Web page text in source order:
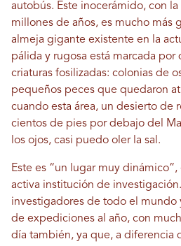
autobús. Este inocerámido, con
millones de años, es mucho más
almeja gigante existente en la
pálida y rugosa está marcada por
criaturas fosilizadas: colonias de
pequeños peces que quedaron
cuando esta área, un desierto de
cientos de pies por debajo del
los ojos, casi puedo oler la sal.
Este es “un lugar muy
activa institución de
investigadores de todo el mundo
de expediciones al año, con
día también, ya que, a diferencia